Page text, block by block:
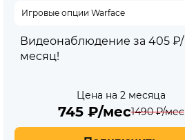
Игровые опции Warface
Видеонаблюдение за 405 ₽/
месяц!
Цена на 2 месяца
745₽/мес1490₽/мес